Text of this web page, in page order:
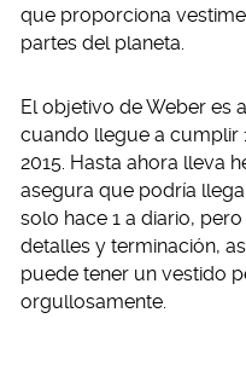
que proporciona
partes del planeta.
El objetivo de Weber es
cuando llegue a cumplir
2015. Hasta ahora lleva
asegura que podría
solo hace 1 a diario,
detalles y terminación,
puede tener un vestido
orgullosamente.